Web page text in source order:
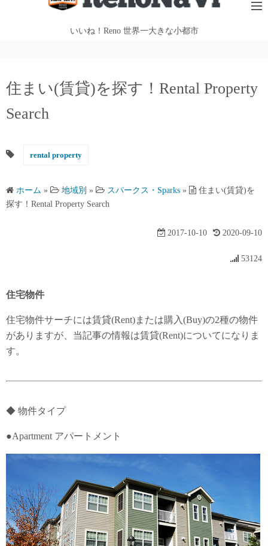
キ
プ
いいね！Reno 世界一大きな小都市
住まい(賃貸)を探す！Rental Property
Search
rental property
ホーム » 地域別 » スパークス・Sparks »
住まい(賃貸)を
探す！Rental Property Search
2017-10-10 2020-09-10
53124
住宅物件
住宅物件サーチには賃貸(Rent)または購入(Buy)の2種の物件
がありますが、当記事の情報は賃貸(Rent)についてになりま
す。
◆ 物件タイプ
●Apartment アパートメント